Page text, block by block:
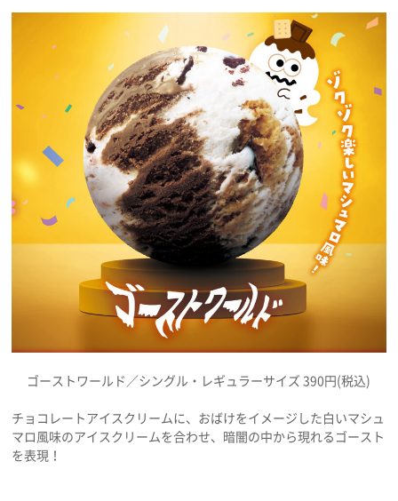
ゴーストワールド／シングル・レギュラーサイズ 390円(税込)
チョコレートアイスクリームに、おばけをイメージした白いマシュ
マロ風味のアイスクリームを合わせ、暗闇の中から現れるゴースト
を表現！